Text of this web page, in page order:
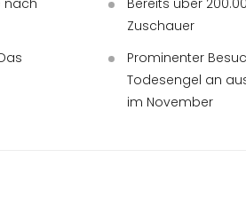
nach
Bereits über
Zuschauer
Prominenter
Todesengel an
im November